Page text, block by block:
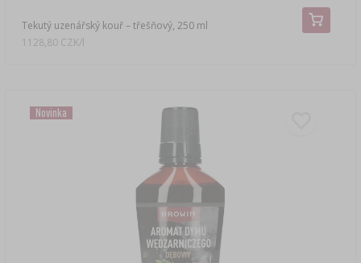
Tekutý uzenářský kouř – třešňový, 250 ml
1128,80 CZK/l
Novinka